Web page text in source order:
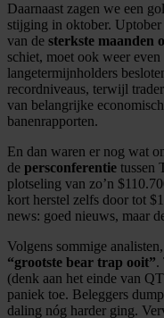
Daarnaast zagen we een
stijging in oktober. Uptober
van de sterkste maanden
schiet, moet ook weer
langetermijnholders
recordniveaus, terwijl
van belangrijke
banenrapporten.
En dan waren er nog wat
de persconferentie tussen
plotseling van zo’n
kort herstel zelfs door tot
news: goed nieuws, maar
Volgens sommige
“grootste bear trap ooit”.
(denk aan het einde van
paniek toe. Beleggers
daling nóg harder ging.